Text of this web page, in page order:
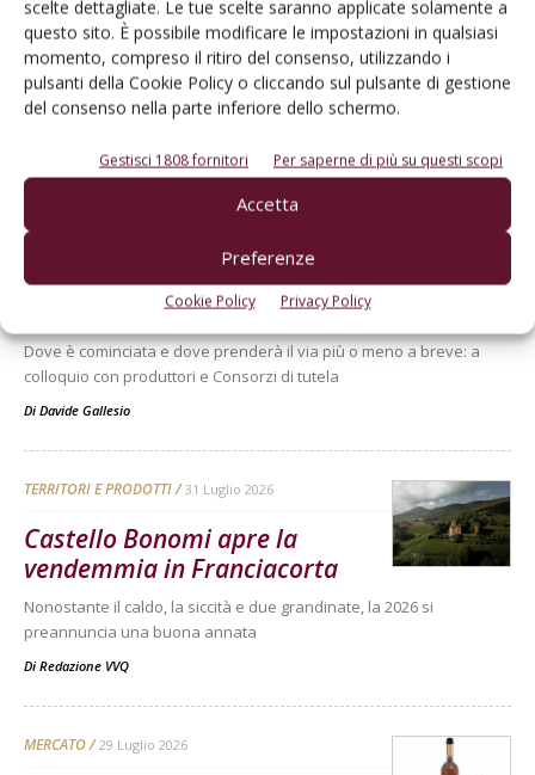
scelte dettagliate. Le tue scelte saranno applicate solamente a
questo sito. È possibile modificare le impostazioni in qualsiasi
momento, compreso il ritiro del consenso, utilizzando i
pulsanti della Cookie Policy o cliccando sul pulsante di gestione
del consenso nella parte inferiore dello schermo.
Gestisci 1808 fornitori Per saperne di più su questi scopi
Accetta
Preferenze
Cookie Policy Privacy Policy
Dalla stessa categoria
ATTUALITÀ
La vendemmia 2026 nel Basso
Dove è cominciata e dove prenderà il via più o meno a breve: a
colloquio con produttori e Consorzi di tutela
Di Davide Gallesio
TERRITORI E PRODOTTI 31 Luglio 2026
Castello Bonomi apre la
vendemmia in Franciacorta
Nonostante il caldo, la siccità e due grandinate, la 2026 si
preannuncia una buona annata
Di Redazione VVQ
MERCATO 29 Luglio 2026